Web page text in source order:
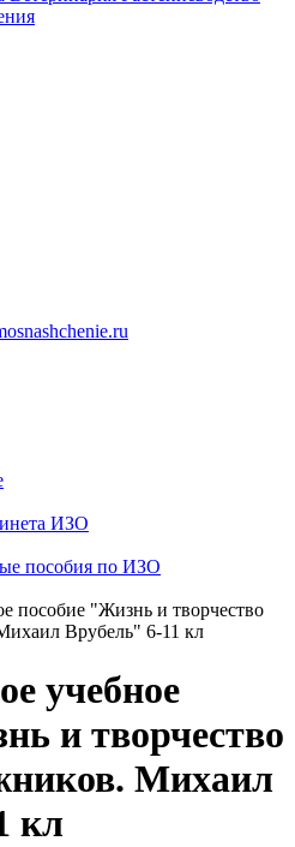
ИЗО
пособия по ИЗО
пособие "Жизнь и творчество
Врубель" 6-11 кл
учебное
и творчество
Михаил
кл